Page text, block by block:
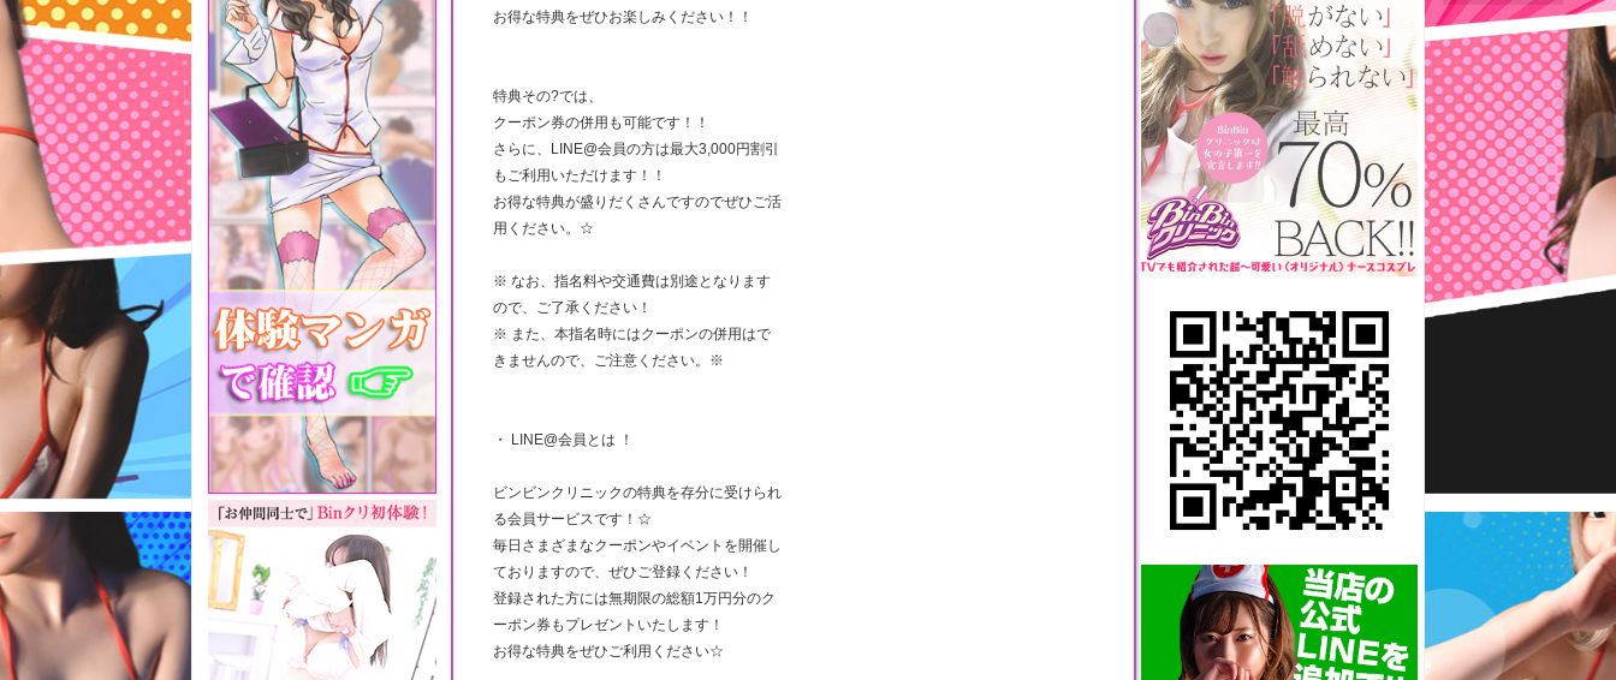
お得な特典をぜひお楽しみください！！
特典その?では、
クーポン券の併用も可能です！！
さらに、LINE@会員の方は最大3,000円割引
もご利用いただけます！！
お得な特典が盛りだくさんですのでぜひご活
用ください。☆
※ なお、指名料や交通費は別途となります
ので、ご了承ください！
※ また、本指名時にはクーポンの併用はで
きませんので、ご注意ください。※
・ LINE@会員とは ！
ビンビンクリニックの特典を存分に受けられ
る会員サービスです！☆
毎日さまざまなクーポンやイベントを開催し
ておりますので、ぜひご登録ください！
登録された方には無期限の総額1万円分のク
ーポン券もプレゼントいたします！
お得な特典をぜひご利用ください☆